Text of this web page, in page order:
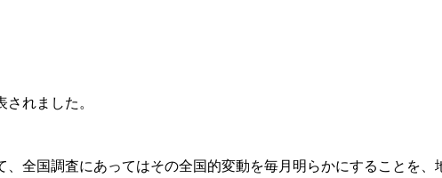
れました。
全国調査にあってはその全国的変動を毎月明らかにすることを